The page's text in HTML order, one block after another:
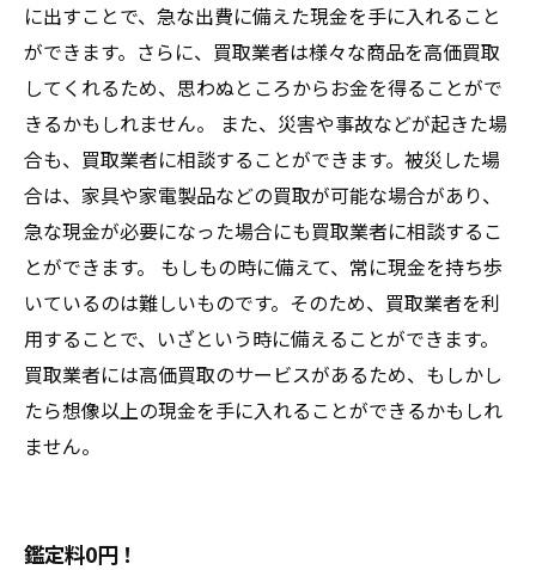
に出すことで、急な出費に備えた現金を手に入れること
ができます。さらに、買取業者は様々な商品を高価買取
してくれるため、思わぬところからお金を得ることがで
きるかもしれません。 また、災害や事故などが起きた場
合も、買取業者に相談することができます。被災した場
合は、家具や家電製品などの買取が可能な場合があり、
急な現金が必要になった場合にも買取業者に相談するこ
とができます。 もしもの時に備えて、常に現金を持ち歩
いているのは難しいものです。そのため、買取業者を利
用することで、いざという時に備えることができます。
買取業者には高価買取のサービスがあるため、もしかし
たら想像以上の現金を手に入れることができるかもしれ
ません。
鑑定料0円！